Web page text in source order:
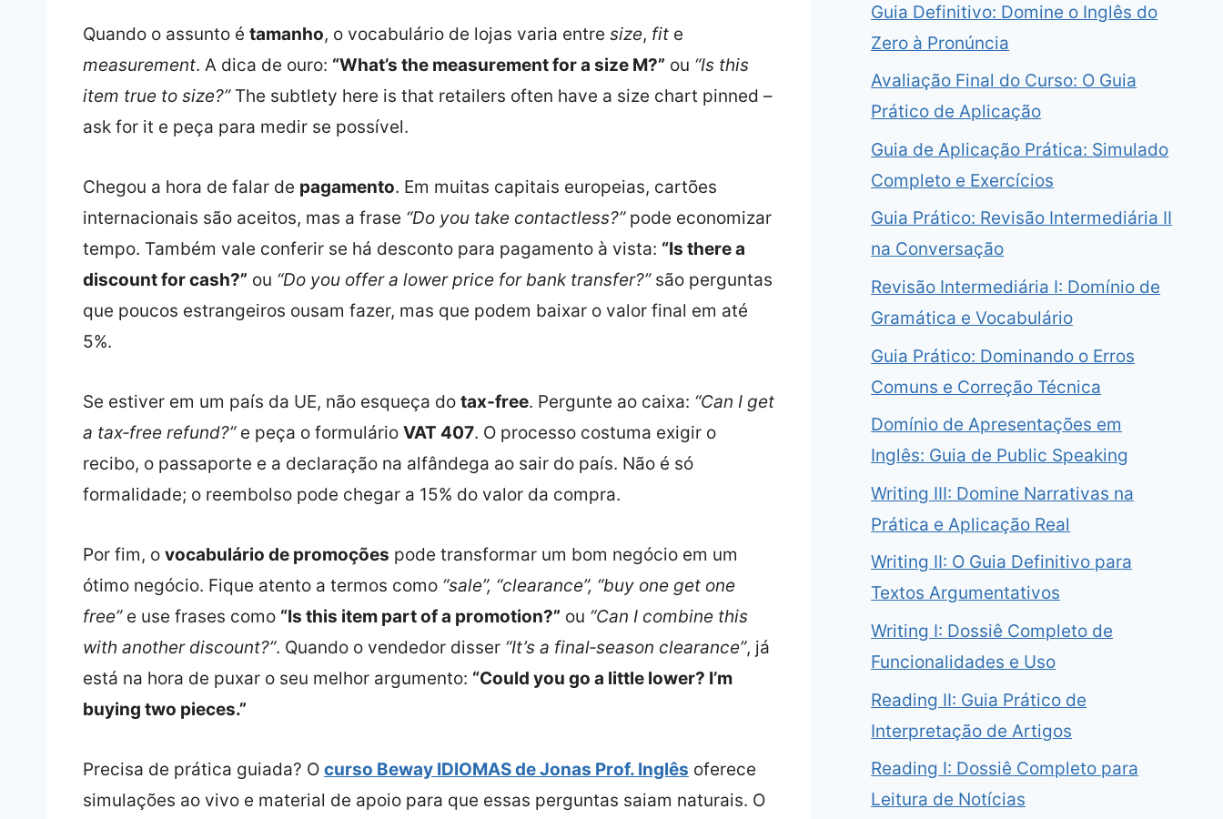
Quando o assunto é tamanho, o vocabulário de lojas varia entre size, fite
measurement. A dica de ouro: “What’s the measurement for a size M?” ou “Is this
item true to size?”The subtlety here is that retailers often have a size chart pinned –
ask for it e peça para medir se possível.
Chegou a hora de falar de pagamento. Em muitas capitais europeias, cartões
internacionais são aceitos, mas a frase “Do you take contactless?”pode economizar
tempo. Também vale conferir se há desconto para pagamento à vista: “Is there a
discount for cash?” ou “Do you offer a lower price for bank transfer?”são perguntas
que poucos estrangeiros ousam fazer, mas que podem baixar o valor final em até
5%.
Se estiver em um país da UE, não esqueça do tax‑free. Pergunte ao caixa: “Can I get
a tax‑free refund?”e peça o formulário VAT 407. O processo costuma exigir o
recibo, o passaporte e a declaração na alfândega ao sair do país. Não é só
formalidade; o reembolso pode chegar a 15% do valor da compra.
Por fim, o vocabulário de promoções pode transformar um bom negócio em um
ótimo negócio. Fique atento a termos como “sale”, “clearance”, “buy one get one
free”e use frases como “Is this item part of a promotion?” ou “Can I combine this
with another discount?”. Quando o vendedor disser “It’s a final‑season clearance”, já
está na hora de puxar o seu melhor argumento: “Could you go a little lower? I’m
buying two pieces.”
Precisa de prática guiada? O curso Beway IDIOMAS de Jonas Prof. Inglês oferece
simulações ao vivo e material de apoio para que essas perguntas saiam naturais. O
Guia Definitivo: Domine o Inglês do
Zero à Pronúncia
Avaliação Final do Curso: O Guia
Prático de Aplicação
Guia de Aplicação Prática: Simulado
Completo e Exercícios
Guia Prático: Revisão Intermediária II
na Conversação
Revisão Intermediária I: Domínio de
Gramática e Vocabulário
Guia Prático: Dominando o Erros
Comuns e Correção Técnica
Domínio de Apresentações em
Inglês: Guia de Public Speaking
Writing III: Domine Narrativas na
Prática e Aplicação Real
Writing II: O Guia Definitivo para
Textos Argumentativos
Writing I: Dossiê Completo de
Funcionalidades e Uso
Reading II: Guia Prático de
Interpretação de Artigos
Reading I: Dossiê Completo para
Leitura de Notícias